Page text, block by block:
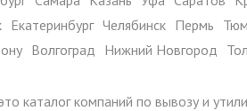
Екатеринбург Челябинск Пермь
Волгоград Нижний Новгород
каталог компаний по вывозу и